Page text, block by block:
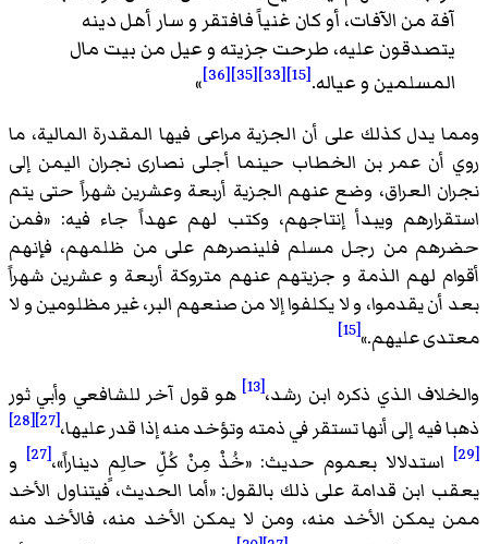
آفة من الآفات، أو كان غنياً فافتقر و سار أهل دينه
يتصدقون عليه، طرحت جزيته و عيل من بيت مال
المسلمين و عياله.[15]
[33]
[35]
[36]
»
ومما يدل كذلك على أن الجزية مراعى فيها المقدرة المالية، ما
روي أن عمر بن الخطاب حينما أجلى نصارى نجران اليمن إلى
نجران العراق، وضع عنهم الجزية أربعة وعشرين شهراً حتى يتم
استقرارهم ويبدأ إنتاجهم، وكتب لهم عهداً جاء فيه: «فمن
حضرهم من رجل مسلم فلينصرهم على من ظلمهم، فإنهم
أقوام لهم الذمة و جزيتهم عنهم متروكة أربعة و عشرين شهراً
بعد أن يقدموا، و لا يكلفوا إلا من صنعهم البر، غير مظلومين و لا
معتدى عليهم.»
[15]
والخلاف الذي ذكره ابن رشد،[13]
هو قول آخر للشافعي وأبي ثور
ذهبا فيه إلى أنها تستقر في ذمته وتؤخد منه إذا قدر عليها،[27]
[28]
[29]
استدلالا بعموم حديث: «خُذْ مِنْ كُلِّ حالِمٍ ديناراً»،[27]
و
يعقب ابن قدامة على ذلك بالقول: «أما الحديث، فيتناول الأخد
ممن يمكن الأخد منه، ومن لا يمكن الأخد منه، فالأخد منه